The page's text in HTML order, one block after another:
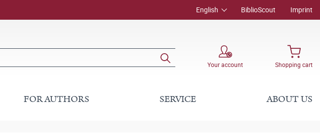
English BiblioScout Imprint
Your account Shopping cart
FOR AUTHORS SERVICE ABOUT US